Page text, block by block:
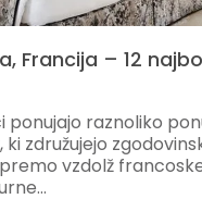
Francija – 12
ponujajo raznoliko
združujejo
vzdolž